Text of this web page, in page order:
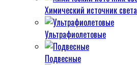
Химический источник света
Ультрафиолетовые
Подвесные